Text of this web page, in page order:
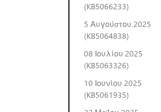
(KB5066233)
5 Αυγούστου 2025
(KB5064838)
08 Ιουλίου 2025
(KB5063326)
10 Ιουνίου 2025
(KB5061935)